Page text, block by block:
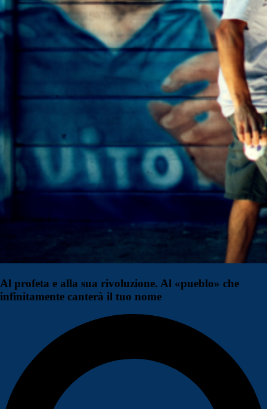
Al profeta e alla sua rivoluzione. Al «pueblo» che
infinitamente canterà il tuo nome